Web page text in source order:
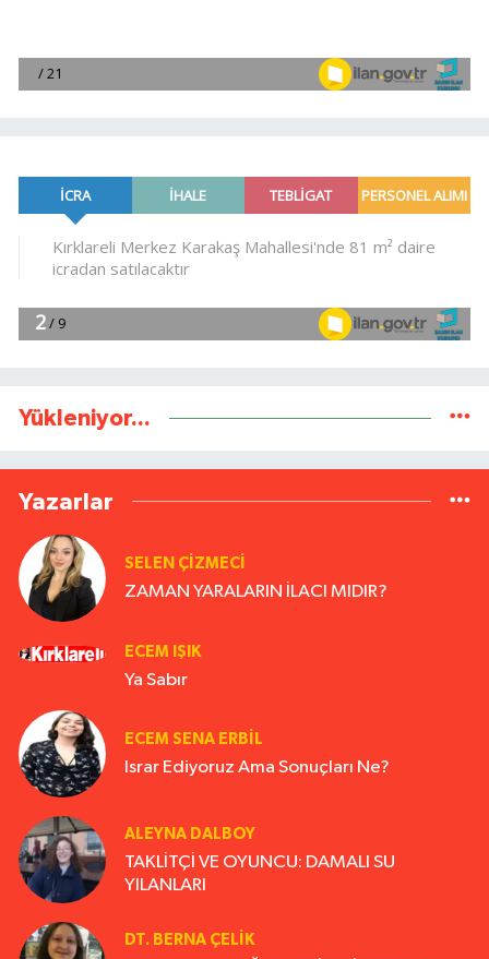
Yükleniyor...
Yazarlar
SELEN ÇİZMECİ
ZAMAN YARALARIN İLACI MIDIR?
ECEM IŞIK
Ya Sabır
ECEM SENA ERBIL
Israr Ediyoruz Ama Sonuçları Ne?
ALEYNA DALBOY
TAKLİTÇİ VE OYUNCU: DAMALI SU
YILANLARI
DT. BERNA ÇELIK